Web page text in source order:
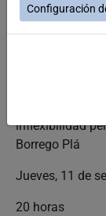
Thursday 11
Conferencia
inflexibilidad
Borrego Plá
Jueves, 11 de
20 horas
Configuración